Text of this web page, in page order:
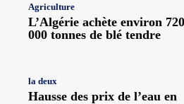
Agriculture
L’Algérie achète environ 720
000 tonnes de blé tendre
la deux
Hausse des prix de l’eau en